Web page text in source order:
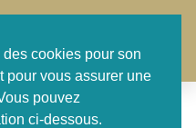
cookies pour son
pour vous assurer une
pouvez
ci-dessous.